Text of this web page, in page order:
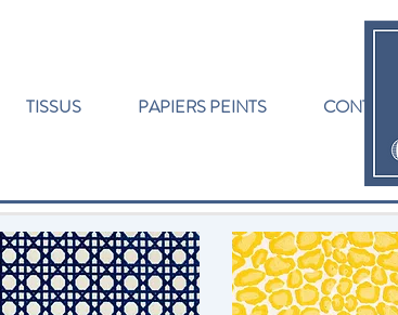
TISSUS PAPIERS PEINTS CONTACT